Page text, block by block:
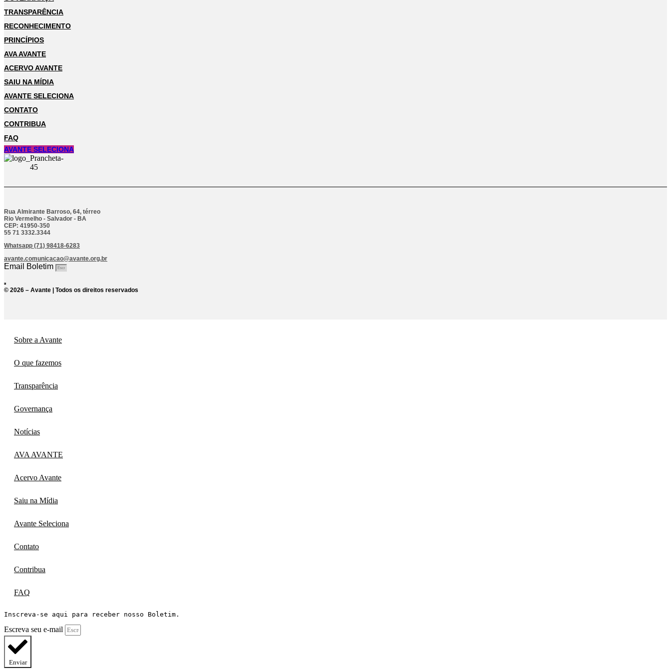
TRANSPARÊNCIA
RECONHECIMENTO
PRINCÍPIOS
AVA AVANTE
ACERVO AVANTE
SAIU NA MÍDIA
AVANTE SELECIONA
CONTATO
CONTRIBUA
FAQ
AVANTE SELECIONA
Rua Almirante Barroso, 64, térreo
Rio Vermelho - Salvador - BA
CEP: 41950-350
55 71 3332.3344
Whatsapp (71) 98418-6283
avante.comunicacao@avante.org.br
Email Boletim
© 2026 – Avante | Todos os direitos reservados
Sobre a Avante
O que fazemos
Transparência
Governança
Notícias
AVA AVANTE
Acervo Avante
Saiu na Mídia
Avante Seleciona
Contato
Contribua
FAQ
Inscreva-se aqui para receber nosso Boletim.
Escreva seu e-mail
Enviar